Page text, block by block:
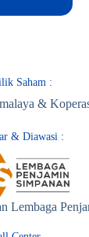
Saham :
&
& Diawasi :
Lembaga